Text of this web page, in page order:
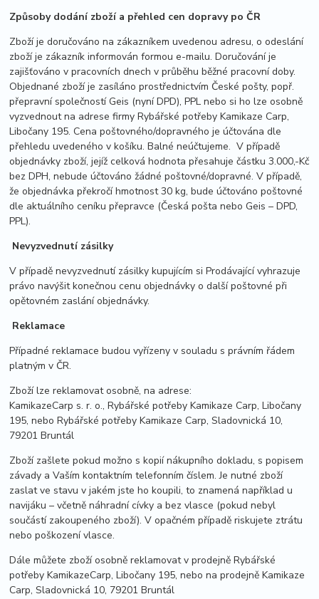
Způsoby dodání zboží a přehled cen dopravy po ČR
Zboží je doručováno na zákazníkem uvedenou adresu, o odeslání
zboží je zákazník informován formou e-mailu. Doručování je
zajišťováno v pracovních dnech v průběhu běžné pracovní doby.
Objednané zboží je zasíláno prostřednictvím České pošty, popř.
přepravní společností Geis (nyní DPD), PPL nebo si ho lze osobně
vyzvednout na adrese firmy Rybářské potřeby Kamikaze Carp,
Libočany 195. Cena poštovného/dopravného je účtována dle
přehledu uvedeného v košíku. Balné neúčtujeme. V případě
objednávky zboží, jejíž celková hodnota přesahuje částku 3.000,-Kč
bez DPH, nebude účtováno žádné poštovné/dopravné. V případě,
že objednávka překročí hmotnost 30 kg, bude účtováno poštovné
dle aktuálního ceníku přepravce (Česká pošta nebo Geis – DPD,
PPL).
Nevyzvednutí zásilky
V případě nevyzvednutí zásilky kupujícím si Prodávající vyhrazuje
právo navýšit konečnou cenu objednávky o další poštovné při
opětovném zaslání objednávky.
Reklamace
Případné reklamace budou vyřízeny v souladu s právním řádem
platným v ČR.
Zboží lze reklamovat osobně, na adrese:
KamikazeCarp s. r. o., Rybářské potřeby Kamikaze Carp, Libočany
195, nebo Rybářské potřeby Kamikaze Carp, Sladovnická 10,
79201 Bruntál
Zboží zašlete pokud možno s kopií nákupního dokladu, s popisem
závady a Vaším kontaktním telefonním číslem. Je nutné zboží
zaslat ve stavu v jakém jste ho koupili, to znamená například u
navijáku – včetně náhradní cívky a bez vlasce (pokud nebyl
součástí zakoupeného zboží). V opačném případě riskujete ztrátu
nebo poškození vlasce.
Dále můžete zboží osobně reklamovat v prodejně Rybářské
potřeby KamikazeCarp, Libočany 195, nebo na prodejně Kamikaze
Carp, Sladovnická 10, 79201 Bruntál